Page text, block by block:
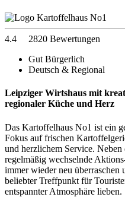
4.4
2820 Bewertungen
Gut Bürgerlich
Deutsch & Regional
Leipziger Wirtshaus mit
regionaler Küche und Herz
Das Kartoffelhaus No1 ist ein
Fokus auf frischen
und herzlichem Service.
regelmäßig wechselnde
immer wieder neu
beliebter Treffpunkt für
entspannter Atmosphäre lieben.